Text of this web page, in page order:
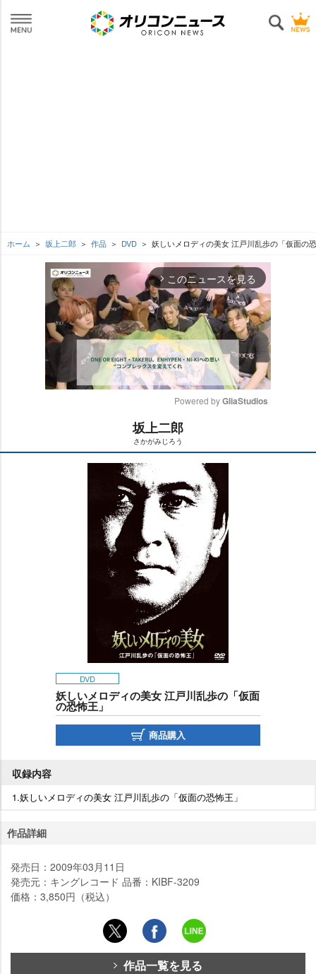
ホーム 坂上二郎 作品 DVD 妖しいメロディの美女 江戸川乱歩の「仮面の
arrow_forward_ios このニュースを見る
t
Powered by GliaStudios
坂上二郎
さかがみじろう
DVD
妖しいメロディの美女 江戸川乱歩の「仮面
の恐怖王」
商品購入
収録内容
1.妖しいメロディの美女 江戸川乱歩の「仮面の恐怖王」
作品詳細
発売日：2009年03月11日
発売元：キングレコード 品番：KIBF-3209
価格：3,850円（税込）
作品一覧を見る